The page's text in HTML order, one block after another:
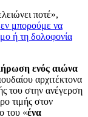
ποτέ»,
μπορούμε να
ή τη δολοφονία
ενός αιώνα
αρχιτέκτονα
του στην ανέγερση
τιμής στον
του «ένα